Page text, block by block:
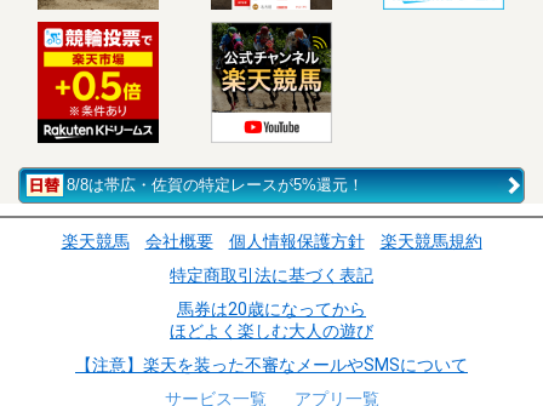
8/8は帯広・佐賀の特定レースが5%還元！
楽天競馬 会社概要 個人情報保護方針
楽天競馬規約
特定商取引法に基づく表記
馬券は20歳になってから
ほどよく楽しむ大人の遊び
【注意】楽天を装った不審なメールやSMSについて
サービス一覧
アプリ一覧